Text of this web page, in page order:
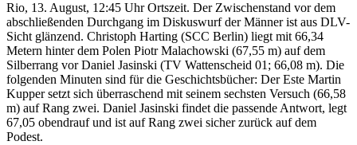
Rio, 13. August, 12:45 Uhr Ortszeit. Der Zwischenstand vor dem
abschließenden Durchgang im Diskuswurf der Männer ist aus DLV-
Sicht glänzend. Christoph Harting (SCC Berlin) liegt mit 66,34
Metern hinter dem Polen Piotr Malachowski (67,55 m) auf dem
Silberrang vor Daniel Jasinski (TV Wattenscheid 01; 66,08 m). Die
folgenden Minuten sind für die Geschichtsbücher: Der Este Martin
Kupper setzt sich überraschend mit seinem sechsten Versuch (66,58
m) auf Rang zwei. Daniel Jasinski findet die passende Antwort, legt
67,05 obendrauf und ist auf Rang zwei sicher zurück auf dem
Podest.